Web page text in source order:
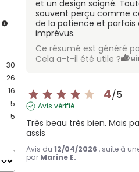
30
26
16
5
5
et un design soigné.
souvent perçu comme
de la patience et
imprévus.
Ce résumé est généré
Cela a-t-il été utile ? Oui
4/5
Avis vérifié
Très beau très bien. Mais
assis
Avis du12/04/2026 , suite à
par Marine E.